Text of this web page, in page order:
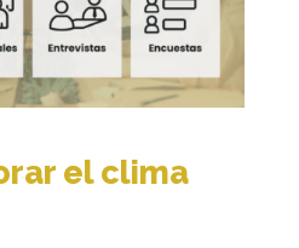
el clima